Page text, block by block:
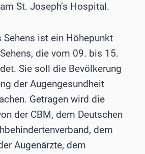
St. Joseph’s Hospital.
Sehens ist ein Höhepunkt
die vom 09. bis 15.
Sie soll die Bevölkerung
der Augengesundheit
Getragen wird die
der CBM, dem Deutschen
dem
Augenärzte, dem